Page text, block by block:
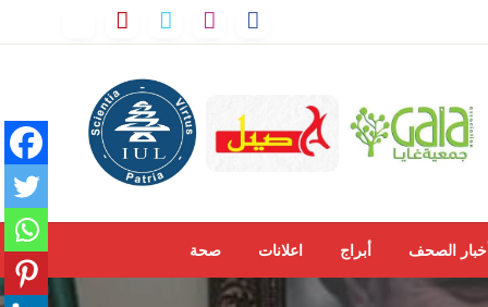
الصحف أبراج اعلانات صحة